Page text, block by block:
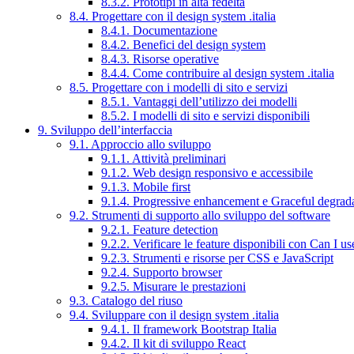
8.4. Progettare con il design system .italia
8.4.1. Documentazione
8.4.2. Benefici del design system
8.4.3. Risorse operative
8.4.4. Come contribuire al design system .italia
8.5. Progettare con i modelli di sito e servizi
8.5.1. Vantaggi dell’utilizzo dei modelli
8.5.2. I modelli di sito e servizi disponibili
9. Sviluppo dell’interfaccia
9.1. Approccio allo sviluppo
9.1.1. Attività preliminari
9.1.2. Web design responsivo e accessibile
9.1.3. Mobile first
9.1.4. Progressive enhancement e Graceful
9.2. Strumenti di supporto allo sviluppo del software
9.2.1. Feature detection
9.2.2. Verificare le feature disponibili con Can I
9.2.3. Strumenti e risorse per CSS e JavaScript
9.2.4. Supporto browser
9.2.5. Misurare le prestazioni
9.3. Catalogo del riuso
9.4. Sviluppare con il design system .italia
9.4.1. Il framework Bootstrap Italia
9.4.2. Il kit di sviluppo React